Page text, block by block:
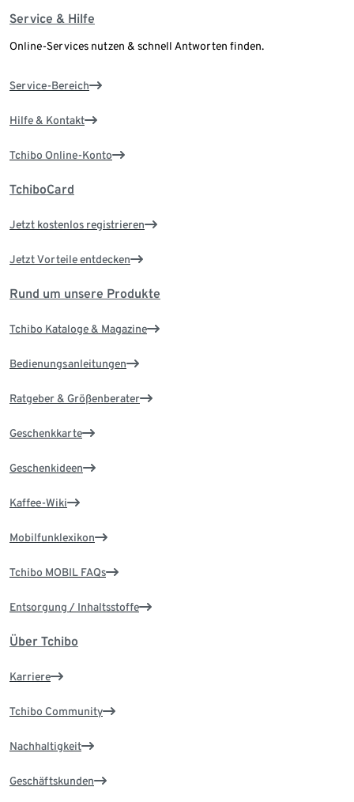
Service & Hilfe
Online-Services nutzen & schnell Antworten finden.
Service-Bereich
Hilfe & Kontakt
Tchibo Online-Konto
TchiboCard
Jetzt kostenlos registrieren
Jetzt Vorteile entdecken
Rund um unsere Produkte
Tchibo Kataloge & Magazine
Bedienungsanleitungen
Ratgeber & Größenberater
Geschenkkarte
Geschenkideen
Kaffee-Wiki
Mobilfunklexikon
Tchibo MOBIL FAQs
Entsorgung / Inhaltsstoffe
Über Tchibo
Karriere
Tchibo Community
Nachhaltigkeit
Geschäftskunden